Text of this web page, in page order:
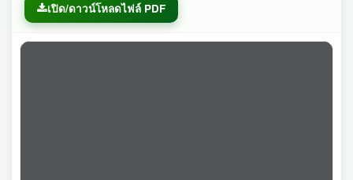
เปิด/ดาวน์โหลดไฟล์ PDF